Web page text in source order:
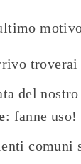
troverai
del
: fanne uso!
comuni